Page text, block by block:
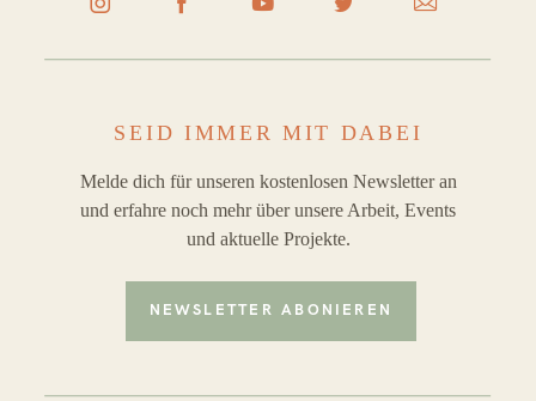
SEID IMMER MIT DABEI
Melde dich für unseren kostenlosen Newsletter an
und erfahre noch mehr über unsere Arbeit, Events
und aktuelle Projekte.
NEWSLETTER ABONIEREN